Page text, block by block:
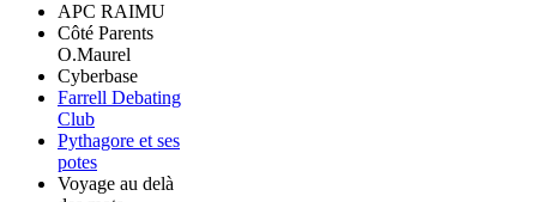
APC RAIMU
Côté Parents
O.Maurel
Cyberbase
Farrell Debating
Club
Pythagore et ses
potes
Voyage au delà